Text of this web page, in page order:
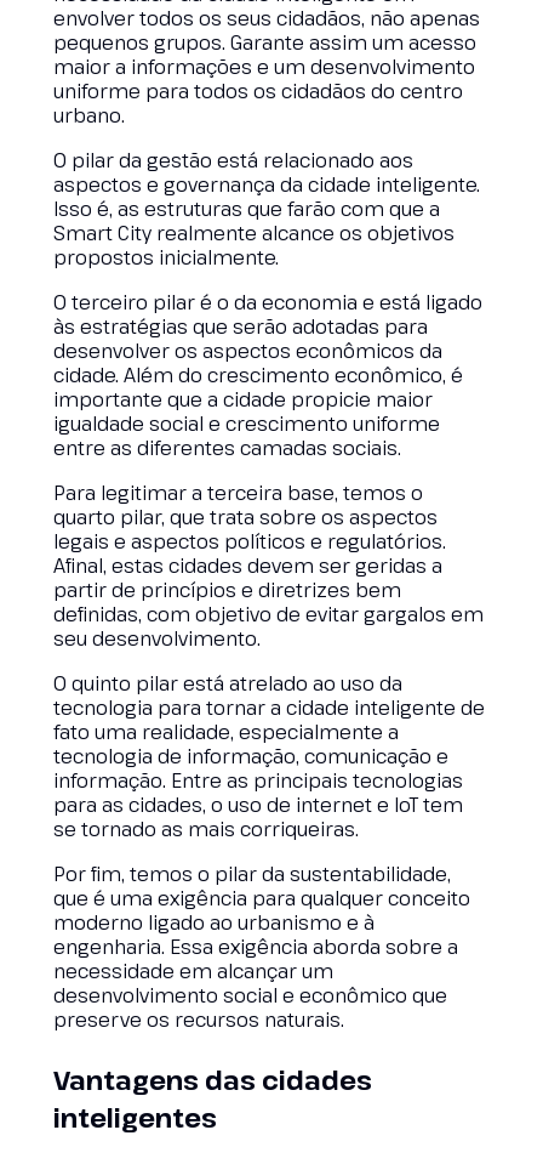
envolver todos os seus cidadãos, não apenas
pequenos grupos. Garante assim um acesso
maior a informações e um desenvolvimento
uniforme para todos os cidadãos do centro
urbano.
O pilar da gestão está relacionado aos
aspectos e governança da cidade inteligente.
Isso é, as estruturas que farão com que a
Smart City realmente alcance os objetivos
propostos inicialmente.
O terceiro pilar é o da economia e está ligado
às estratégias que serão adotadas para
desenvolver os aspectos econômicos da
cidade. Além do crescimento econômico, é
importante que a cidade propicie maior
igualdade social e crescimento uniforme
entre as diferentes camadas sociais.
Para legitimar a terceira base, temos o
quarto pilar, que trata sobre os aspectos
legais e aspectos políticos e regulatórios.
Afinal, estas cidades devem ser geridas a
partir de princípios e diretrizes bem
definidas, com objetivo de evitar gargalos em
seu desenvolvimento.
O quinto pilar está atrelado ao uso da
tecnologia para tornar a cidade inteligente de
fato uma realidade, especialmente a
tecnologia de informação, comunicação e
informação. Entre as principais tecnologias
para as cidades, o uso de internet e IoT tem
se tornado as mais corriqueiras.
Por fim, temos o pilar da sustentabilidade,
que é uma exigência para qualquer conceito
moderno ligado ao urbanismo e à
engenharia. Essa exigência aborda sobre a
necessidade em alcançar um
desenvolvimento social e econômico que
preserve os recursos naturais.
Vantagens das cidades
inteligentes